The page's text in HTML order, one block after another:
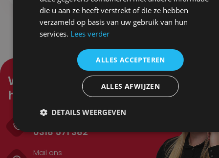
Waar kunnen wij je mee
helpen?
Bel ons
0318 571 382
Mail ons
die u aan ze heeft verstrekt of die ze hebben
verzameld op basis van uw gebruik van hun
services. Lees verder
ALLES ACCEPTEREN
ALLES AFWIJZEN
DETAILS WEERGEVEN